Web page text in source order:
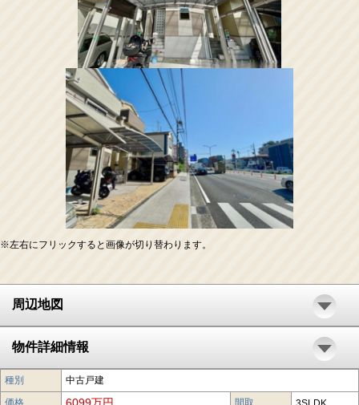
※左右にフリックすると画像が切り替わります。
周辺地図
物件詳細情報
種別
中古戸建
価格
間取